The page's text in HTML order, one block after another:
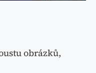
obrázků,